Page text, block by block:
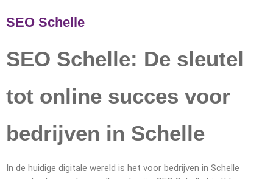
SEO Schelle
SEO Schelle: De sleutel
tot online succes voor
bedrijven in Schelle
In de huidige digitale wereld is het voor bedrijven in Schelle